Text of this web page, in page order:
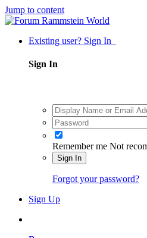
Jump to content
Existing user? Sign In
Sign In
Remember me Not
Sign In
Forgot your password?
Sign Up